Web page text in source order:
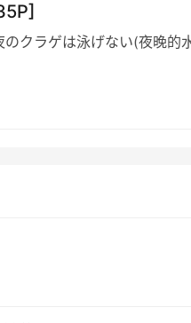
クラゲは泳げない(夜晚的